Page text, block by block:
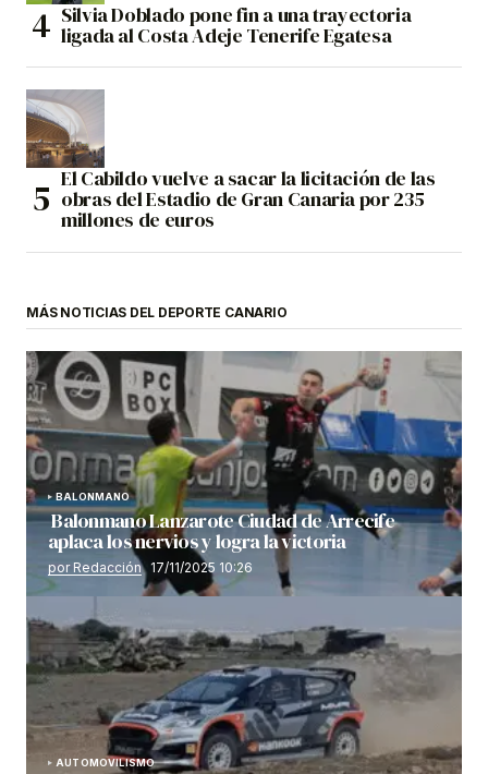
Silvia Doblado pone fin a una trayectoria
ligada al Costa Adeje Tenerife Egatesa
El Cabildo vuelve a sacar la licitación de las
obras del Estadio de Gran Canaria por 235
millones de euros
MÁS NOTICIAS DEL DEPORTE CANARIO
BALONMANO
Balonmano Lanzarote Ciudad de Arrecife
aplaca los nervios y logra la victoria
por Redacción 17/11/2025 10:26
AUTOMOVILISMO